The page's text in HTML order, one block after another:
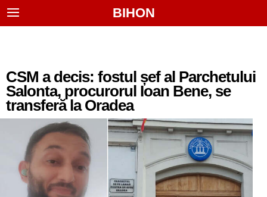
BIHON
CSM a decis: fostul șef al Parchetului
Salonta, procurorul Ioan Bene, se
transferă la Oradea